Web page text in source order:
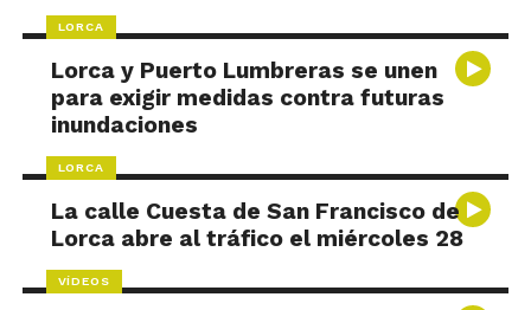
LORCA
Lorca y Puerto Lumbreras se unen
para exigir medidas contra futuras
inundaciones
LORCA
La calle Cuesta de San Francisco de
Lorca abre al tráfico el miércoles 28
VÍDEOS